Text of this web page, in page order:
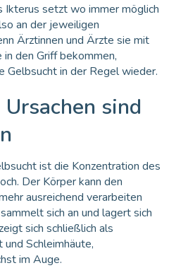
Ikterus setzt wo immer möglich
an der jeweiligen
Ärztinnen und Ärzte sie mit
den Griff bekommen,
Gelbsucht in der Regel wieder.
sind
ist die Konzentration des
Der Körper kann den
ausreichend verarbeiten
sich an und lagert sich
sich schließlich als
Schleimhäute,
im Auge.